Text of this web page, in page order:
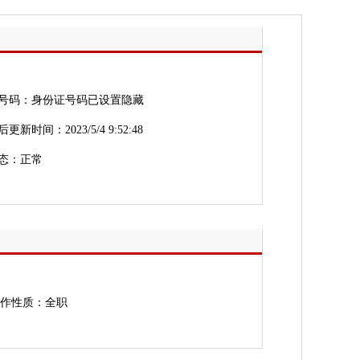
码：身份证号码已设置隐藏
更新时间：2023/5/4 9:52:48
：正常
性质：全职